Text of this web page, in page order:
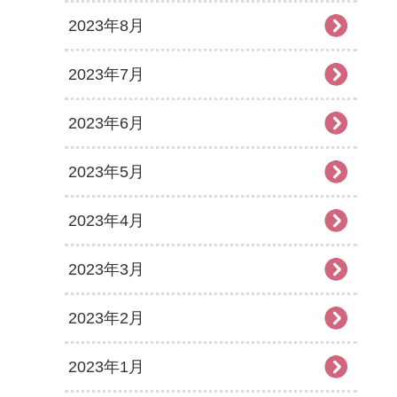
2023年8月
2023年7月
2023年6月
2023年5月
2023年4月
2023年3月
2023年2月
2023年1月